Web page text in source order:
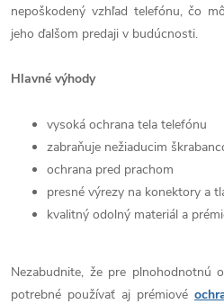
nepoškodený vzhľad telefónu, čo
jeho ďalšom predaji v budúcnosti.
Hlavné výhody
vysoká ochrana tela telefónu
zabraňuje nežiaducim
ochrana pred prachom
presné výrezy na konektory a
kvalitný odolný materiál a
Nezabudnite, že pre plnohodnotnú
potrebné používať aj prémiové